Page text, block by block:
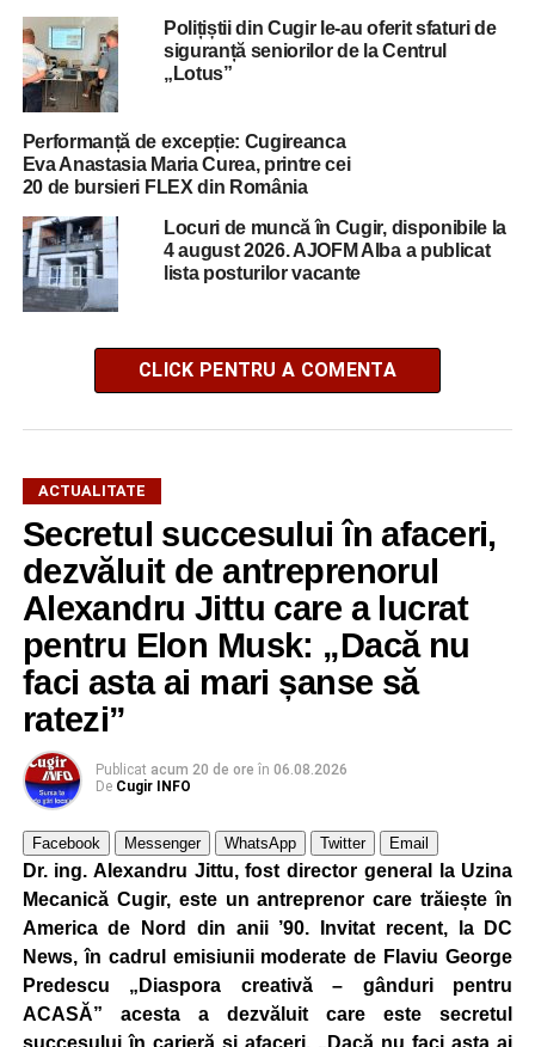
Polițiștii din Cugir le-au oferit sfaturi de
siguranță seniorilor de la Centrul
„Lotus”
Performanță de excepție: Cugireanca
Eva Anastasia Maria Curea, printre cei
20 de bursieri FLEX din România
Locuri de muncă în Cugir, disponibile la
4 august 2026. AJOFM Alba a publicat
lista posturilor vacante
CLICK PENTRU A COMENTA
ACTUALITATE
Secretul succesului în afaceri,
dezvăluit de antreprenorul
Alexandru Jittu care a lucrat
pentru Elon Musk: „Dacă nu
faci asta ai mari șanse să
ratezi”
Publicat acum 20 de ore în 06.08.2026
De Cugir INFO
Facebook Messenger WhatsApp Twitter Email
Dr. ing. Alexandru Jittu, fost director general la Uzina
Mecanică Cugir, este un antreprenor care trăiește în
America de Nord din anii ’90. Invitat recent, la DC
News, în cadrul emisiunii moderate de Flaviu George
Predescu „Diaspora creativă – gânduri pentru
ACASĂ” acesta a dezvăluit care este secretul
succesului în carieră și afaceri. „Dacă nu faci asta ai